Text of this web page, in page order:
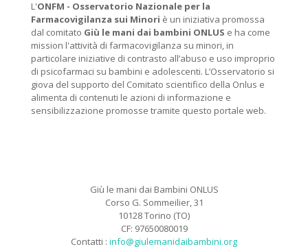
L'ONFM - Osservatorio Nazionale per la
Farmacovigilanza sui Minori è un iniziativa promossa
dal comitato Giù le mani dai bambini ONLUS e ha come
mission l'attività di farmacovigilanza su minori, in
particolare iniziative di contrasto all’abuso e uso improprio
di psicofarmaci su bambini e adolescenti. L’Osservatorio si
giova del supporto del Comitato scientifico della Onlus e
alimenta di contenuti le azioni di informazione e
sensibilizzazione promosse tramite questo portale web.
Giù le mani dai Bambini ONLUS
Corso G. Sommeilier, 31
10128 Torino (TO)
CF: 97650080019
Contatti : info@giulemanidaibambini.org